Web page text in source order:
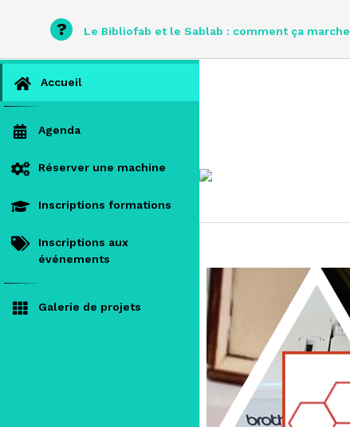
? Le Bibliofab et le Sablab : comment ça marche
Accueil
Agenda
Réserver une machine
Inscriptions formations
Inscriptions aux
événements
Galerie de projets